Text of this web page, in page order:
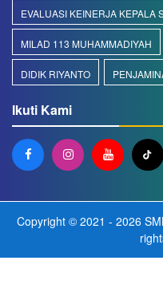
EVALUASI KEINERJA KEPALA
MILAD 113 MUHAMMADIYAH
DIDIK RIYANTO
Ikuti Kami
Copyright © 2021 - 2026